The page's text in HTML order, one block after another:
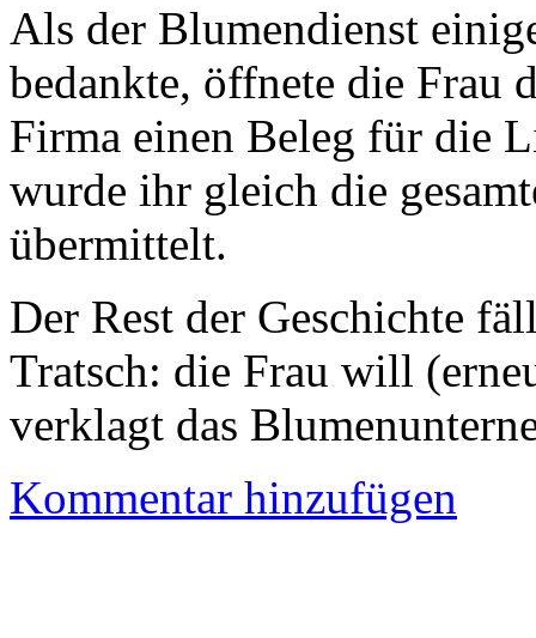
Als der Blumendienst
bedankte, öffnete die Frau
Firma einen Beleg für die
wurde ihr gleich die
übermittelt.
Der Rest der Geschichte
Tratsch: die Frau will
verklagt das
Kommentar hinzufügen